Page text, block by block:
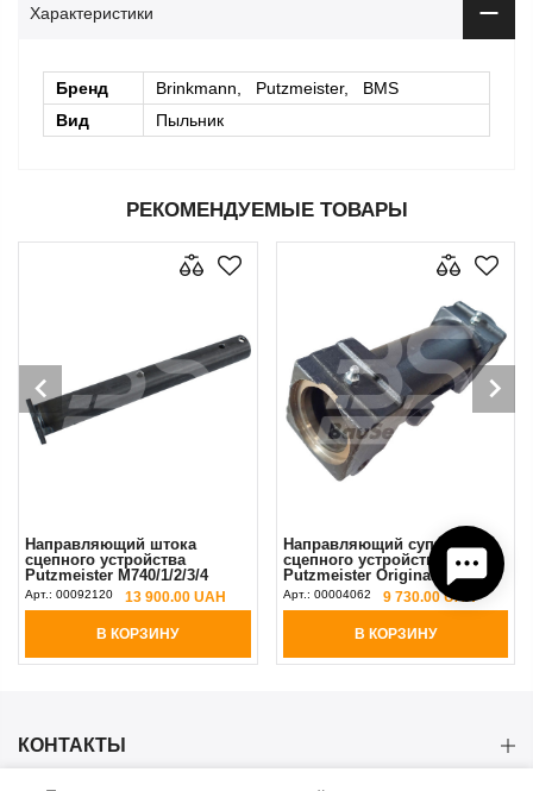
Характеристики
Бренд
Brinkmann, Putzmeister, BMS
Вид
Пыльник
РЕКОМЕНДУЕМЫЕ ТОВАРЫ
Направляющий штока
сцепного устройства
Putzmeister М740/1/2/3/4
Original
Арт.: 00092120 13 900.00 UAH
В КОРЗИНУ
Направляющий суппорт
сцепного устройства
Putzmeister Original
Арт.: 00004062 9 730.00 UAH
В КОРЗИНУ
КОНТАКТЫ